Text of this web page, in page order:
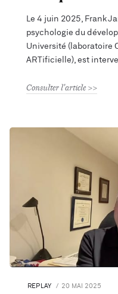
Le 4 juin 2025, Frank
psychologie du
Université (laboratoire
ARTificielle), est
Consulter l'article
REPLAY 20 MAI 2025